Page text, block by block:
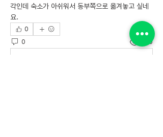
각인데 숙소가 아쉬워서 동부쪽으로 옮겨놓고 싶네
요.
0
0
370